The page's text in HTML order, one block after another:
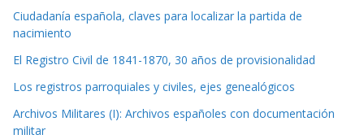
Ciudadanía española, claves para localizar la partida de
nacimiento
El Registro Civil de 1841-1870, 30 años de provisionalidad
Los registros parroquiales y civiles, ejes genealógicos
Archivos Militares (I): Archivos españoles con documentación
militar